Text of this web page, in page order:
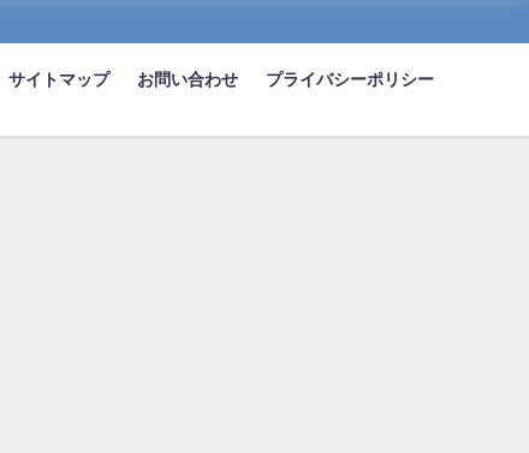
サイトマップ お問い合わせ プライバシーポリシー